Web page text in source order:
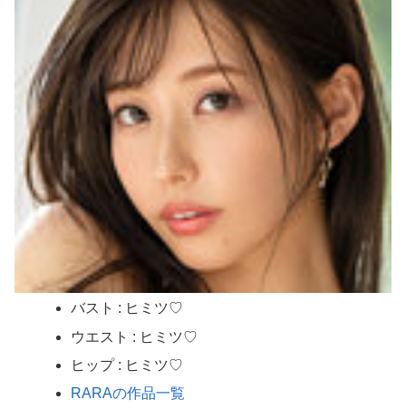
バスト : ヒミツ♡
ウエスト : ヒミツ♡
ヒップ : ヒミツ♡
RARAの作品一覧